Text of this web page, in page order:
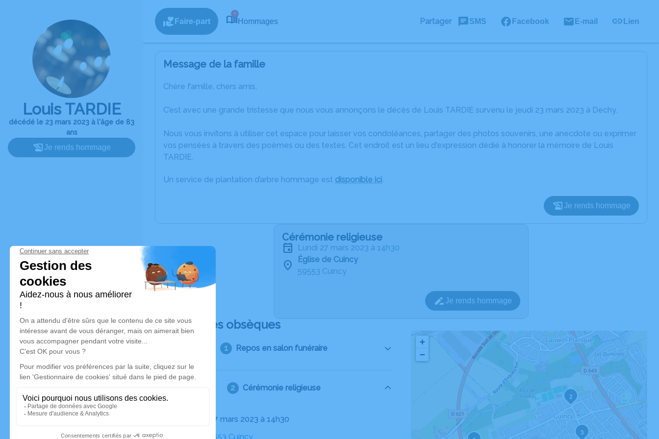
Louis TARDIE
décédé le 23 mars 2023 à l'âge de 83
ans
Je rends hommage
Faire-part
6
Hommages Partager SMS Facebook E-mail Lien
Message de la famille
Chère famille, chers amis,
C’est avec une grande tristesse que nous vous annonçons le décès de Louis TARDIE survenu le jeudi 23 mars 2023 à Dechy.
Nous vous invitons à utiliser cet espace pour laisser vos condoléances, partager des photos souvenirs, une anecdote ou exprimer
vos pensées à travers des poèmes ou des textes. Cet endroit est un lieu d'expression dédié à honorer la mémoire de Louis
TARDIE.
Un service de plantation d’arbre hommage est disponible ici.
Je rends hommage
Cérémonie religieuse
lundi 27 mars 2023 à 14h30
Église de Cuincy
59553 Cuincy
Je rends hommage
Déroulé des obsèques
Repos en salon funéraire
Cérémonie religieuse
Le lundi 27 mars 2023 à 14h30
Église, 59553 Cuincy
2
3
+
−